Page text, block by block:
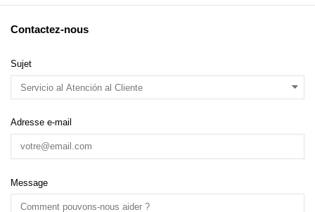
Contactez-nous
Sujet
Adresse e-mail
Message